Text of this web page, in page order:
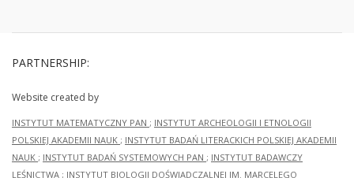
PARTNERSHIP:
Website created by
INSTYTUT MATEMATYCZNY PAN ; INSTYTUT ARCHEOLOGII I ETNOLOGII
POLSKIEJ AKADEMII NAUK ; INSTYTUT BADAŃ LITERACKICH POLSKIEJ AKADEMII
NAUK ; INSTYTUT BADAŃ SYSTEMOWYCH PAN ; INSTYTUT BADAWCZY
LEŚNICTWA ; INSTYTUT BIOLOGII DOŚWIADCZALNEJ IM. MARCELEGO